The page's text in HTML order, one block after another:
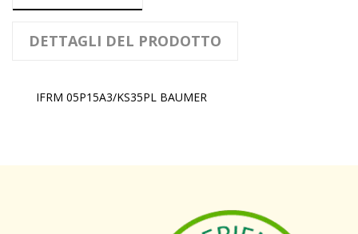
DETTAGLI DEL PRODOTTO
IFRM 05P15A3/KS35PL BAUMER